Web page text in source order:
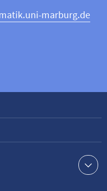
marburg.de